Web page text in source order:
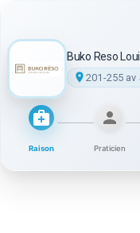
Buko Reso
201-255 av
Raison Praticien